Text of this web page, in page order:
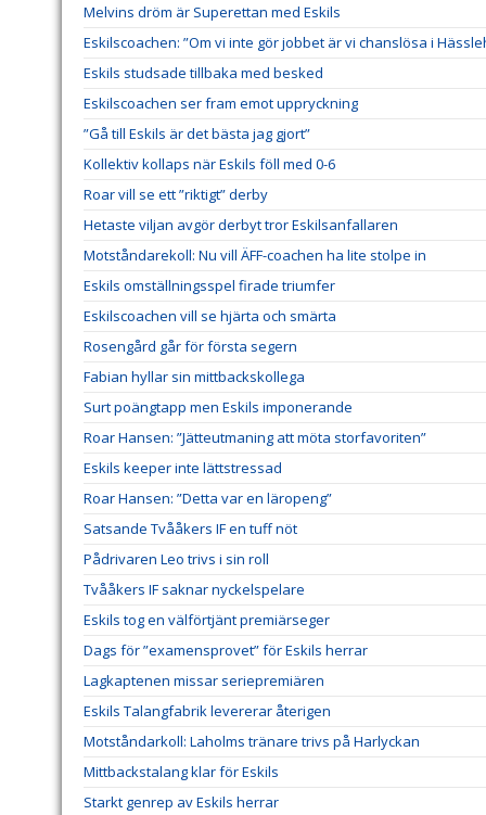
Melvins dröm är Superettan med Eskils
Eskilscoachen: ”Om vi inte gör jobbet är vi chanslösa i
Eskils studsade tillbaka med besked
Eskilscoachen ser fram emot uppryckning
”Gå till Eskils är det bästa jag gjort”
Kollektiv kollaps när Eskils föll med 0-6
Roar vill se ett ”riktigt” derby
Hetaste viljan avgör derbyt tror Eskilsanfallaren
Motståndarekoll: Nu vill ÄFF-coachen ha lite stolpe in
Eskils omställningsspel firade triumfer
Eskilscoachen vill se hjärta och smärta
Rosengård går för första segern
Fabian hyllar sin mittbackskollega
Surt poängtapp men Eskils imponerande
Roar Hansen: ”Jätteutmaning att möta storfavoriten”
Eskils keeper inte lättstressad
Roar Hansen: ”Detta var en läropeng”
Satsande Tvååkers IF en tuff nöt
Pådrivaren Leo trivs i sin roll
Tvååkers IF saknar nyckelspelare
Eskils tog en välförtjänt premiärseger
Dags för ”examensprovet” för Eskils herrar
Lagkaptenen missar seriepremiären
Eskils Talangfabrik levererar återigen
Motståndarkoll: Laholms tränare trivs på Harlyckan
Mittbackstalang klar för Eskils
Starkt genrep av Eskils herrar